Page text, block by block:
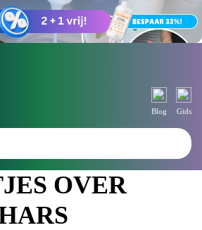
Blog Gids
OVER